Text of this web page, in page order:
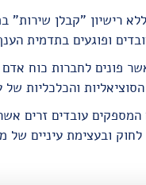
רישיון "קבלן שירות"
ופוגעים בתדמית
פונים לחברות כוח
הסוציאליות והכלכליות
עובדים זרים
לחוק ובעצימת עיניים של